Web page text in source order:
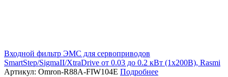
Входной фильтр ЭМС для сервоприводов
SmartStep/SigmaII/XtraDrive от 0.03 до 0.2 кВт (1х200В), Rasmi
Артикул: Omron-R88A-FIW104E Подробнее